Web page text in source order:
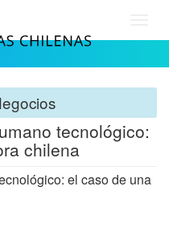
tecnológico:
chilena
el caso de una